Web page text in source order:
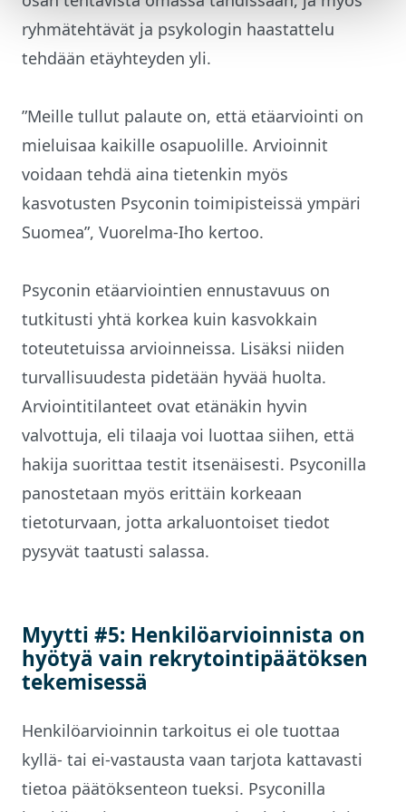
ryhmätehtävät ja psykologin haastattelu
tehdään etäyhteyden yli.
”Meille tullut palaute on, että etäarviointi on
mieluisaa kaikille osapuolille. Arvioinnit
voidaan tehdä aina tietenkin myös
kasvotusten Psyconin toimipisteissä ympäri
Suomea”, Vuorelma-Iho kertoo.
Psyconin etäarviointien ennustavuus on
tutkitusti yhtä korkea kuin kasvokkain
toteutetuissa arvioinneissa. Lisäksi niiden
turvallisuudesta pidetään hyvää huolta.
Arviointitilanteet ovat etänäkin hyvin
valvottuja, eli tilaaja voi luottaa siihen, että
hakija suorittaa testit itsenäisesti. Psyconilla
panostetaan myös erittäin korkeaan
tietoturvaan, jotta arkaluontoiset tiedot
pysyvät taatusti salassa.
Myytti #5: Henkilöarvioinnista on
hyötyä vain rekrytointipäätöksen
tekemisessä
Henkilöarvioinnin tarkoitus ei ole tuottaa
kyllä- tai ei-vastausta vaan tarjota kattavasti
tietoa päätöksenteon tueksi. Psyconilla